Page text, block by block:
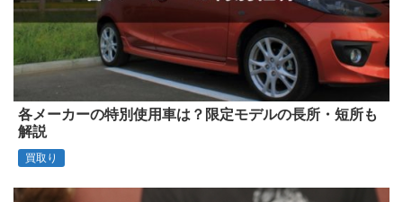
各メーカーの特別使用車は？限定モデルの長所・短所も
解説
買取り